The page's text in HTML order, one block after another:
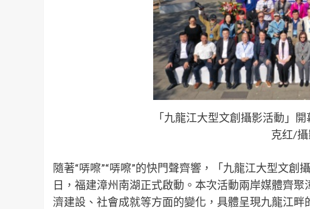
「九龍江大型文創攝影活動」
克红/
隨著“哢嚓”“哢嚓”的快門聲齊響， 「九龍江大型文創
日 ， 福建漳州南湖正式啟動。本次活動兩岸媒體齊
濟建設、社會成就等方面的變化， 具體呈現九龍江畔